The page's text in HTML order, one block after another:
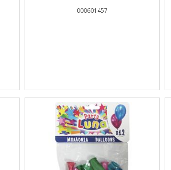
000601457